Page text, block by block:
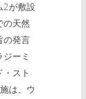
2が敷設
の天然
の発言
ーミ
スト
は、ウ